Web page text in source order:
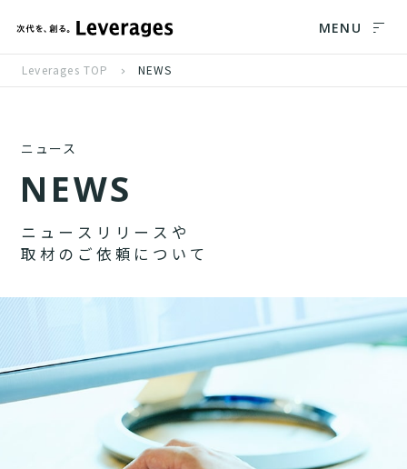
MENU
Leverages TOP NEWS
ニュース
NEWS
ニ ュ ー ス リ リ ー ス や
取 材 の ご 依 頼 に つ い て